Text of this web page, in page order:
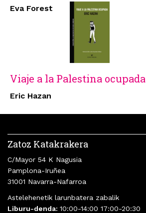
Eva Forest
Viaje a la Palestina ocupada
Eric Hazan
Zatoz Katakrakera
C/Mayor 54 K Nagusia
Pamplona-Iruñea
31001 Navarra-Nafarroa
Astelehenetik larunbatera zabalik
Liburu-denda: 10:00-14:00 17:00-20:30